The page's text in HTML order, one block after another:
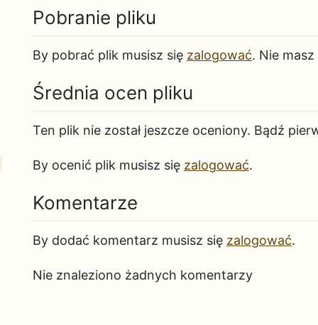
Pobranie pliku
By pobrać plik musisz się zalogować. Nie
Średnia ocen pliku
Ten plik nie został jeszcze oceniony. Bądź
By ocenić plik musisz się zalogować.
Komentarze
By dodać komentarz musisz się zalogować.
Nie znaleziono żadnych komentarzy